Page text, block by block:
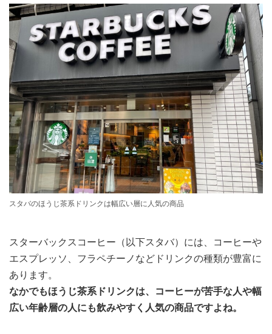
スタバのほうじ茶系ドリンクは幅広い層に人気の商品
スターバックスコーヒー（以下スタバ）には、コーヒーや
エスプレッソ、フラペチーノなどドリンクの種類が豊富に
あります。
なかでもほうじ茶系ドリンクは、コーヒーが苦手な人や幅
広い年齢層の人にも飲みやすく人気の商品ですよね。